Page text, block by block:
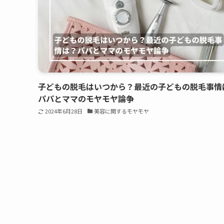
子どもの脱毛はいつから？最近の子どもの脱毛事
パパとママのモヤモヤ論争
2024年6月28日 美容に関するモヤモヤ